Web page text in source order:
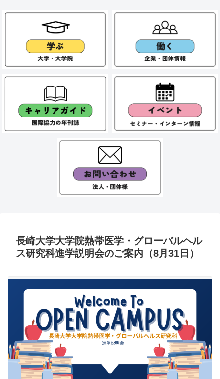
長崎大学大学院熱帯医学・グローバルヘル
ス研究科進学説明会のご案内（8月31日）